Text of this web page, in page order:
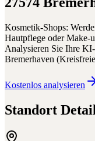
Kosmetik-Shops:
Hautpflege oder Make-
Analysieren Sie Ihre
Bremerhaven (
Kostenlos analysieren
Standort